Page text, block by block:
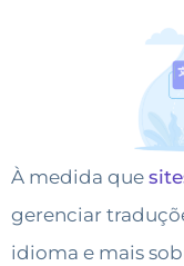
À medida que
gerenciar
idioma e mais